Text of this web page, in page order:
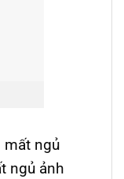
mất ngủ
ngủ ảnh